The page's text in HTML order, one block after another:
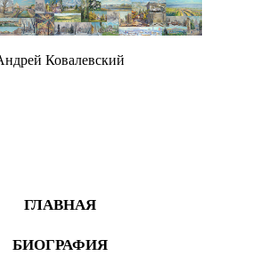
Ковалевский
ГЛАВНАЯ
БИОГРАФИЯ